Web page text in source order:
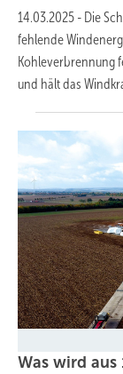
14.03.2025 - Die
fehlende
Kohleverbrennung
und hält das
Was wird